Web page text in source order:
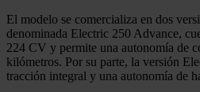
El modelo se comercializa en dos
denominada Electric 250 Advance,
224 CV y permite una autonomía de
kilómetros. Por su parte, la versión
tracción integral y una autonomía de